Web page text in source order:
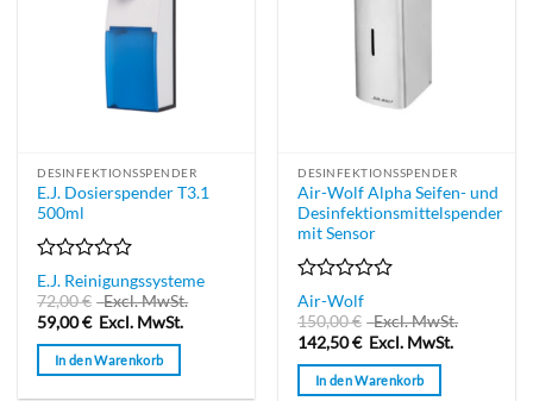
DESINFEKTIONSSPENDER
E.J. Dosierspender T3.1
500ml
Bewertet
mit
0
von
5
E.J. Reinigungssysteme
72,00€
Excl. MwSt.
59,00€ Excl. MwSt.
In den Warenkorb
DESINFEKTIONSSPENDER
Air-Wolf Alpha Seifen- und
Desinfektionsmittelspender
mit Sensor
Bewertet
mit
0
von
5
Air-Wolf
150,00€
Excl. MwSt.
142,50€ Excl. MwSt.
In den Warenkorb